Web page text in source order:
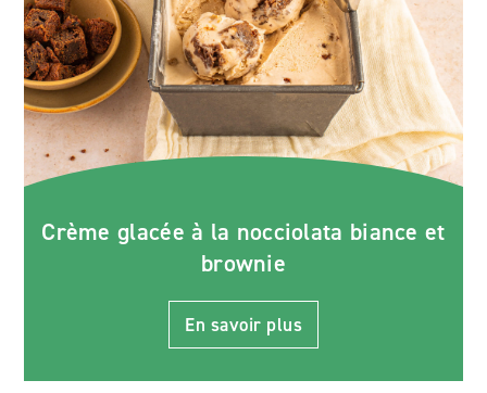
Crème glacée à la nocciolata biance et
brownie
En savoir plus